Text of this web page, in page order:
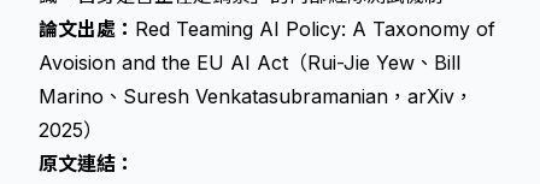
論文出處： Red Teaming AI Policy: A Taxonomy of
Avoision and the EU AI Act（Rui-Jie Yew、Bill
Marino、Suresh Venkatasubramanian，arXiv，
2025）
原文連結：